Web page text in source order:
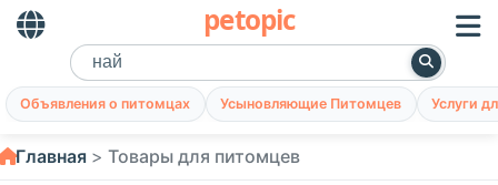
petopic
Объявления о питомцах Усыновляющие Питомцев Услуги
Главная Товары для питомцев